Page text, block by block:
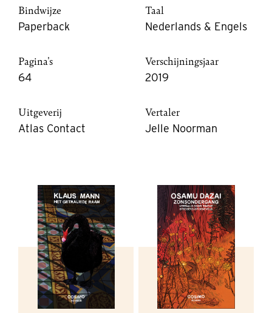
Bindwijze
Paperback
Taal
Nederlands & Engels
Pagina's
64
Verschijningsjaar
2019
Uitgeverij
Atlas Contact
Vertaler
Jelle Noorman